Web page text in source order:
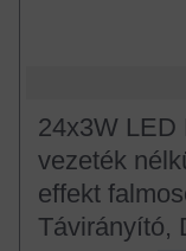
24x3W LED
vezeték
effekt
Távirányító,